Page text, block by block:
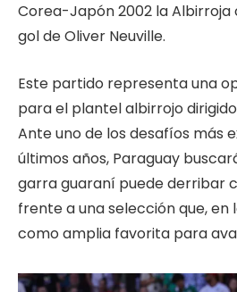
Corea-Japón 2002 la Albirroja
gol de Oliver Neuville.
Este partido representa una
para el plantel albirrojo
Ante uno de los desafíos más
últimos años, Paraguay
garra guaraní puede derribar
frente a una selección que, en
como amplia favorita para